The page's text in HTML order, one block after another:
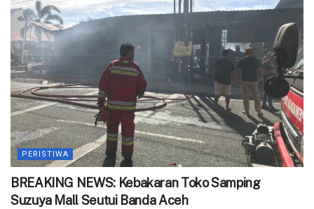
PERISTIWA
BREAKING NEWS: Kebakaran Toko Samping
Suzuya Mall Seutui Banda Aceh